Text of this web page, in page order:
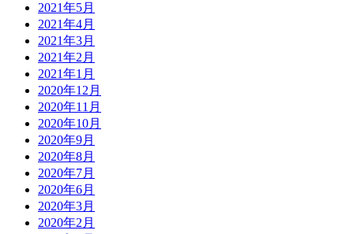
2021年5月
2021年4月
2021年3月
2021年2月
2021年1月
2020年12月
2020年11月
2020年10月
2020年9月
2020年8月
2020年7月
2020年6月
2020年3月
2020年2月